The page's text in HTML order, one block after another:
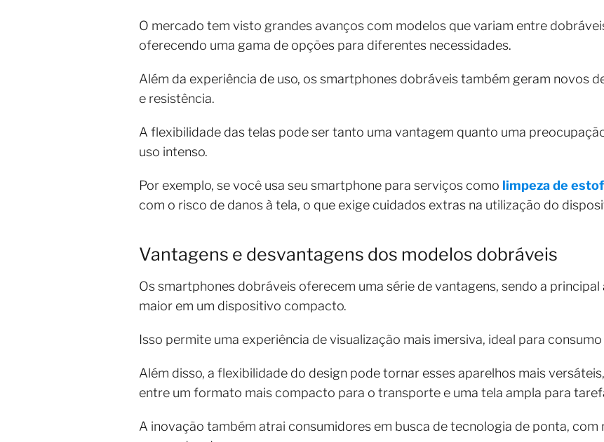
O mercado tem visto grandes avanços com modelos que variam entre
oferecendo uma gama de opções para diferentes necessidades.
Além da experiência de uso, os smartphones dobráveis também geram novos
e resistência.
A flexibilidade das telas pode ser tanto uma vantagem quanto uma
uso intenso.
Por exemplo, se você usa seu smartphone para serviços como limpeza de
com o risco de danos à tela, o que exige cuidados extras na utilização do
Vantagens e desvantagens dos modelos dobráveis
Os smartphones dobráveis oferecem uma série de vantagens, sendo a
maior em um dispositivo compacto.
Isso permite uma experiência de visualização mais imersiva, ideal para
Além disso, a flexibilidade do design pode tornar esses aparelhos mais
entre um formato mais compacto para o transporte e uma tela ampla para
A inovação também atrai consumidores em busca de tecnologia de ponta,